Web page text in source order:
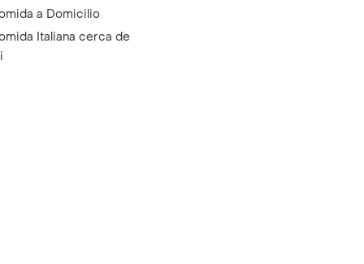
a Domicilio
Italiana cerca de